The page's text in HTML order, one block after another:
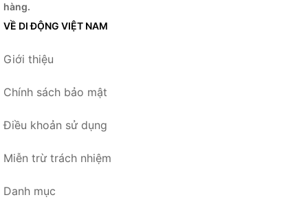
hàng.
VỀ DI ĐỘNG VIỆT NAM
Giới thiệu
Chính sách bảo mật
Điều khoản sử dụng
Miễn trừ trách nhiệm
Danh mục